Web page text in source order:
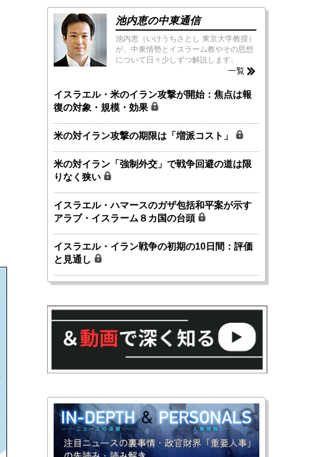
池内恵の中東通信
池内恵（いけうちさとし 東京大学教授）
が、中東情勢とイスラーム教やその思想
について日々少しずつ解説します。
一覧
イスラエル・米のイラン攻撃が開始：焦点は報
復の対象・規模・効果
米の対イラン攻撃の期限は「増派コスト」
米の対イラン「強制外交」で戦争回避の道は限
りなく狭い
イスラエル・ハマースのガザ包括和平案が示す
アラブ・イスラーム８カ国の台頭
イスラエル・イラン戦争の初期の10日間：評価
と見通し